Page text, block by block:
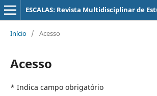
Início / Acesso
Acesso
* Indica campo obrigatório